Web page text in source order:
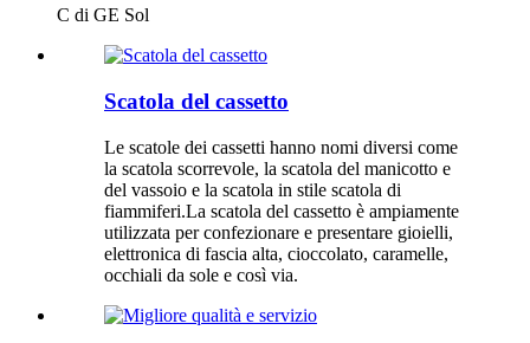
C di GE Sol
Scatola del cassetto
Le scatole dei cassetti hanno nomi diversi come
la scatola scorrevole, la scatola del manicotto e
del vassoio e la scatola in stile scatola di
fiammiferi.La scatola del cassetto è ampiamente
utilizzata per confezionare e presentare gioielli,
elettronica di fascia alta, cioccolato, caramelle,
occhiali da sole e così via.